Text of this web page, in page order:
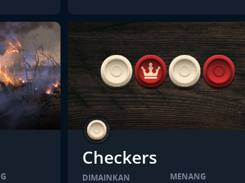
Checkers
DIMAINKAN MENANG